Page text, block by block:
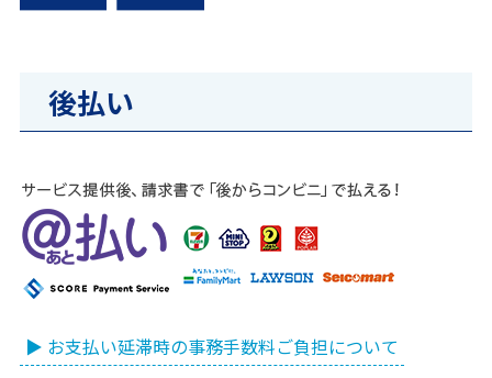
後払い
▶ お支払い延滞時の事務手数料ご負担について